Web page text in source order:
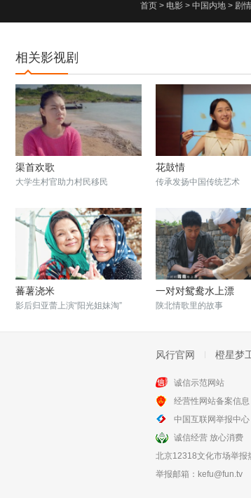
首页 > 电影 > 中国内地 > 剧情
相关影视剧
渠首欢歌
大学生村官助力村民移民
花鼓情
传承发扬中国传统艺术
蕃薯浇米
影后归亚蕾上演“阳光姐妹淘”
一对对鸳鸯水上漂
陕北情歌里的故事
美国之窗
风行官网 橙星梦
诚信示范网站
经营性网站备案信息
中国互联网举报中心
诚信经营 放心消费
北京12318文化市场举报
举报邮箱： kefu@fun.tv